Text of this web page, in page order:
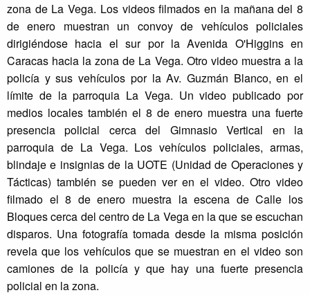
zona de La Vega. Los videos filmados en la mañana del 8
de enero muestran un convoy de vehículos policiales
dirigiéndose hacia el sur por la Avenida O'Higgins en
Caracas hacia la zona de La Vega. Otro video muestra a la
policía y sus vehículos por la Av. Guzmán Blanco, en el
límite de la parroquia La Vega. Un video publicado por
medios locales también el 8 de enero muestra una fuerte
presencia policial cerca del Gimnasio Vertical en la
parroquia de La Vega. Los vehículos policiales, armas,
blindaje e insignias de la UOTE (Unidad de Operaciones y
Tácticas) también se pueden ver en el video. Otro video
filmado el 8 de enero muestra la escena de Calle los
Bloques cerca del centro de La Vega en la que se escuchan
disparos. Una fotografía tomada desde la misma posición
revela que los vehículos que se muestran en el video son
camiones de la policía y que hay una fuerte presencia
policial en la zona.